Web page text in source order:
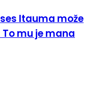
Itauma može
mu je mana